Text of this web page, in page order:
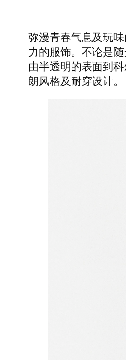
弥漫青春气息及玩
力的服饰。不论是
由半透明的表面到
朗风格及耐穿设计。